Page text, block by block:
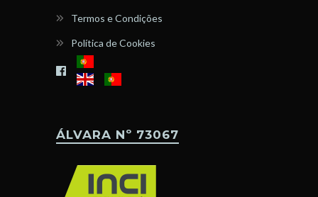
Termos e Condições
Política de Cookies
ÁLVARA Nº 73067